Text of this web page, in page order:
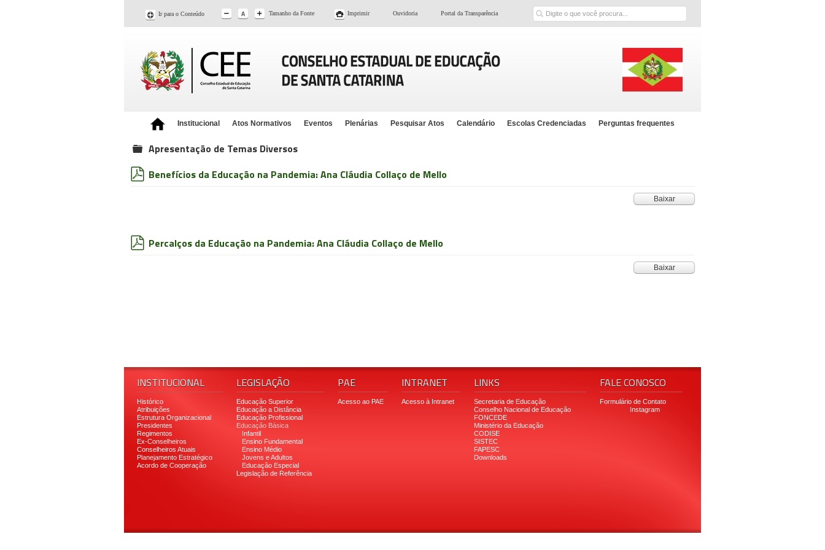
Ir para o Conteúdo Tamanho da Fonte Imprimir Ouvidoria Portal da Transparência Buscar
Institucional Atos Normativos Eventos Plenárias Pesquisar Atos Calendário Escolas Credenciadas Perguntas frequentes
Apresentação de Temas Diversos
Benefícios da Educação na Pandemia: Ana Cláudia Collaço de Mello
Baixar
Percalços da Educação na Pandemia: Ana Cláudia Collaço de Mello
Baixar
INSTITUCIONAL LEGISLAÇÃO PAE INTRANET LINKS FALE CONOSCO
Histórico Educação Superior Acesso ao PAE Acesso à Intranet Secretaria de Educação
Formulário de Contato
Atribuições
Educação a Distância Conselho Nacional de Educação
Instagram
Estrutura Organizacional
Educação Profissional
FONCEDE
Presidentes
Educação Básica
Ministério da Educação
Regimentos
Infantil
CODISE
Ex-Conselheiros
Ensino Fundamental
SISTEC
Conselheiros Atuais
Ensino Médio
FAPESC
Planejamento Estratégico
Jovens e Adultos
Downloads
Acordo de Cooperação
Educação Especial
Legislação de Referência